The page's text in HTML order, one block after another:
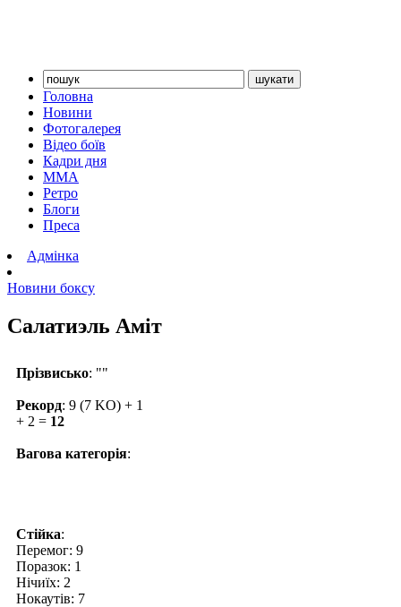
Головна
Новини
Фотогалерея
Відео боїв
Кадри дня
ММА
Ретро
Блоги
Преса
Адмінка
Новини боксу
Салатиэль Аміт
Прізвисько: ""
Рекорд: 9 (7 KO) + 1
+ 2 = 12
Вагова категорія:
Стійка:
Перемог: 9
Поразок: 1
Нічиїх: 2
Нокаутів: 7